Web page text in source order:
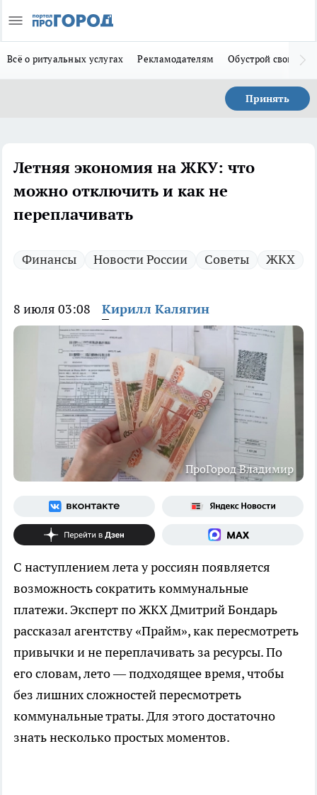
Всё о ритуальных услугах Рекламодателям Обустрой свой дом
Принять
Летняя экономия на ЖКУ: что
можно отключить и как не
переплачивать
Финансы Новости России Советы ЖКХ
8 июля 03:08 Кирилл Калягин
ПроГород Владимир
С наступлением лета у россиян появляется
возможность сократить коммунальные
платежи. Эксперт по ЖКХ Дмитрий Бондарь
рассказал агентству «Прайм», как пересмотреть
привычки и не переплачивать за ресурсы. По
его словам, лето — подходящее время, чтобы
без лишних сложностей пересмотреть
коммунальные траты. Для этого достаточно
знать несколько простых моментов.